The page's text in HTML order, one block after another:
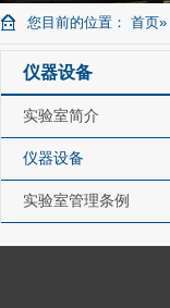
您目前的位置： 首页»
仪器设备
实验室简介
仪器设备
实验室管理条例